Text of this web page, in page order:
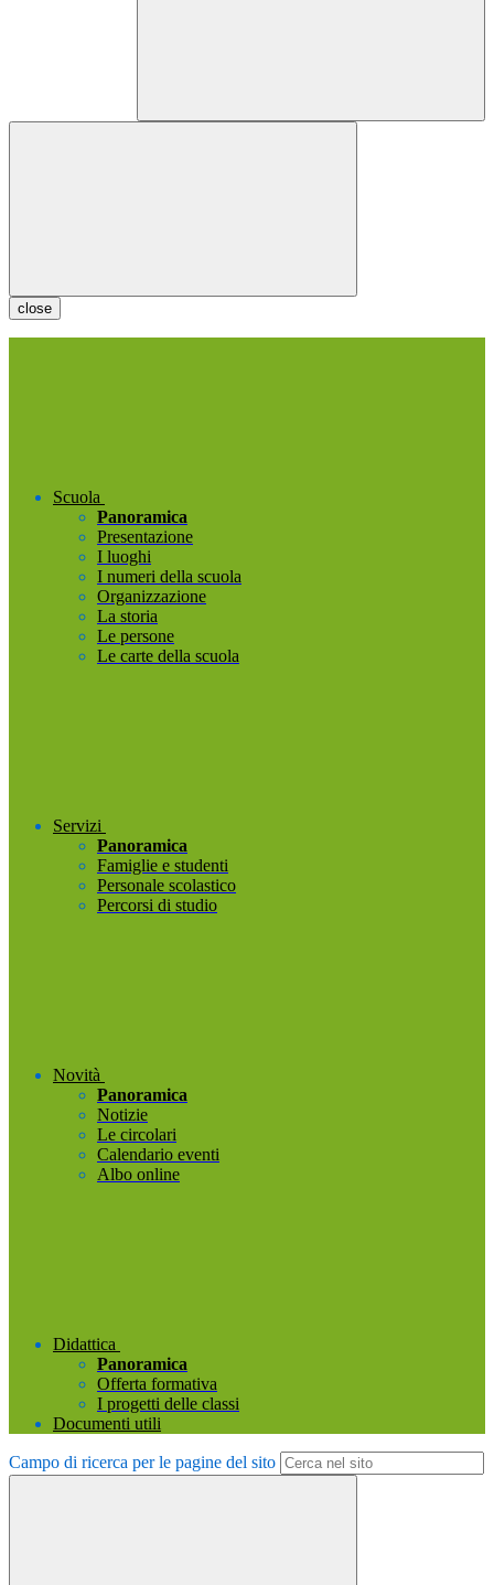
close
Scuola
Panoramica
Presentazione
I luoghi
I numeri della scuola
Organizzazione
La storia
Le persone
Le carte della scuola
Servizi
Panoramica
Famiglie e studenti
Personale scolastico
Percorsi di studio
Novità
Panoramica
Notizie
Le circolari
Calendario eventi
Albo online
Didattica
Panoramica
Offerta formativa
I progetti delle classi
Documenti utili
Campo di ricerca per le pagine del sito